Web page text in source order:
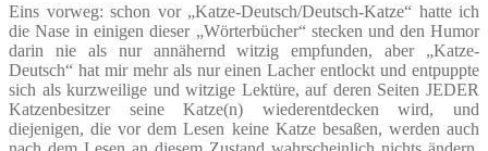
Eins vorweg: schon vor „Katze-Deutsch/Deutsch-Katze“ hatte ich
die Nase in einigen dieser „Wörterbücher“ stecken und den Humor
darin nie als nur annähernd witzig empfunden, aber „Katze-
Deutsch“ hat mir mehr als nur einen Lacher entlockt und entpuppte
sich als kurzweilige und witzige Lektüre, auf deren Seiten JEDER
Katzenbesitzer seine Katze(n) wiederentdecken wird, und
diejenigen, die vor dem Lesen keine Katze besaßen, werden auch